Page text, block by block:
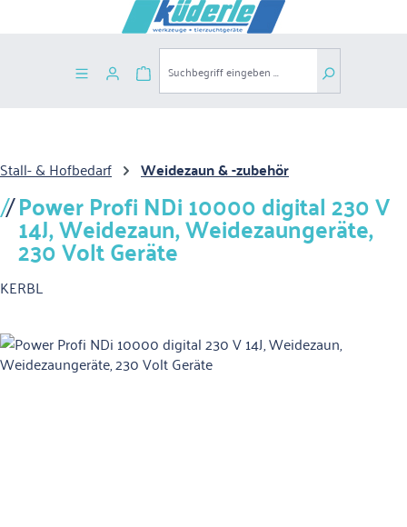
Zum Hauptinhalt springen
Warenkorb enthält 0 Positionen. Der
Stall- & Hofbedarf Weidezaun & -zubehör
Power Profi NDi 10000 digital 230 V
14J, Weidezaun, Weidezaungeräte,
230 Volt Geräte
KERBL
Bildergalerie überspringen